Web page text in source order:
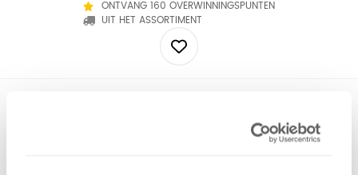
ONTVANG 160 OVERWINNINGSPUNTEN
UIT HET ASSORTIMENT
dobbelstenen om zo slim mogelijk je expedities te voltooien.
Elke expeditie bestaat uit een kolom, waarbij je per vakje